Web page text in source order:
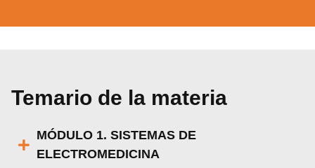
Temario de la materia
MÓDULO 1. SISTEMAS DE
ELECTROMEDICINA